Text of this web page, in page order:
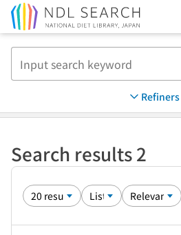
Refiners
Search results 2